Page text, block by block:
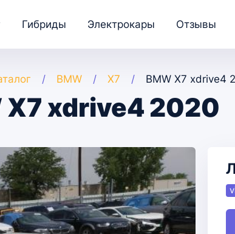
Гибриды Электрокары Отзывы
BMW X7 BMW X7 xdrive4
X7 xdrive4 2020